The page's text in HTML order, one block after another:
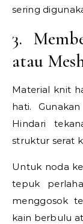
sering
3.
atau
Material knit
hati.
Hindari
struktur serat
Untuk noda
tepuk
menggosok
kain berbulu